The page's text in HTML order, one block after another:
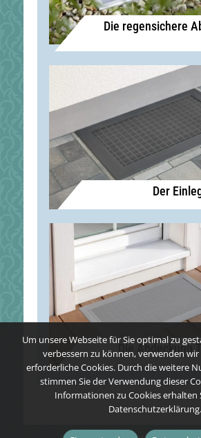
Um unsere Webseite für Sie optimal zu
verbessern zu können, verwenden
erforderliche Cookies. Durch die weitere
stimmen Sie der Verwendung dieser
Informationen zu Cookies erhalten
Datenschutzerklärung.